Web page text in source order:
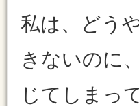
私は、どう
きないのに
じてしまっ